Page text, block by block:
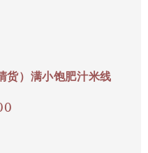
货）满小饱肥汁米线